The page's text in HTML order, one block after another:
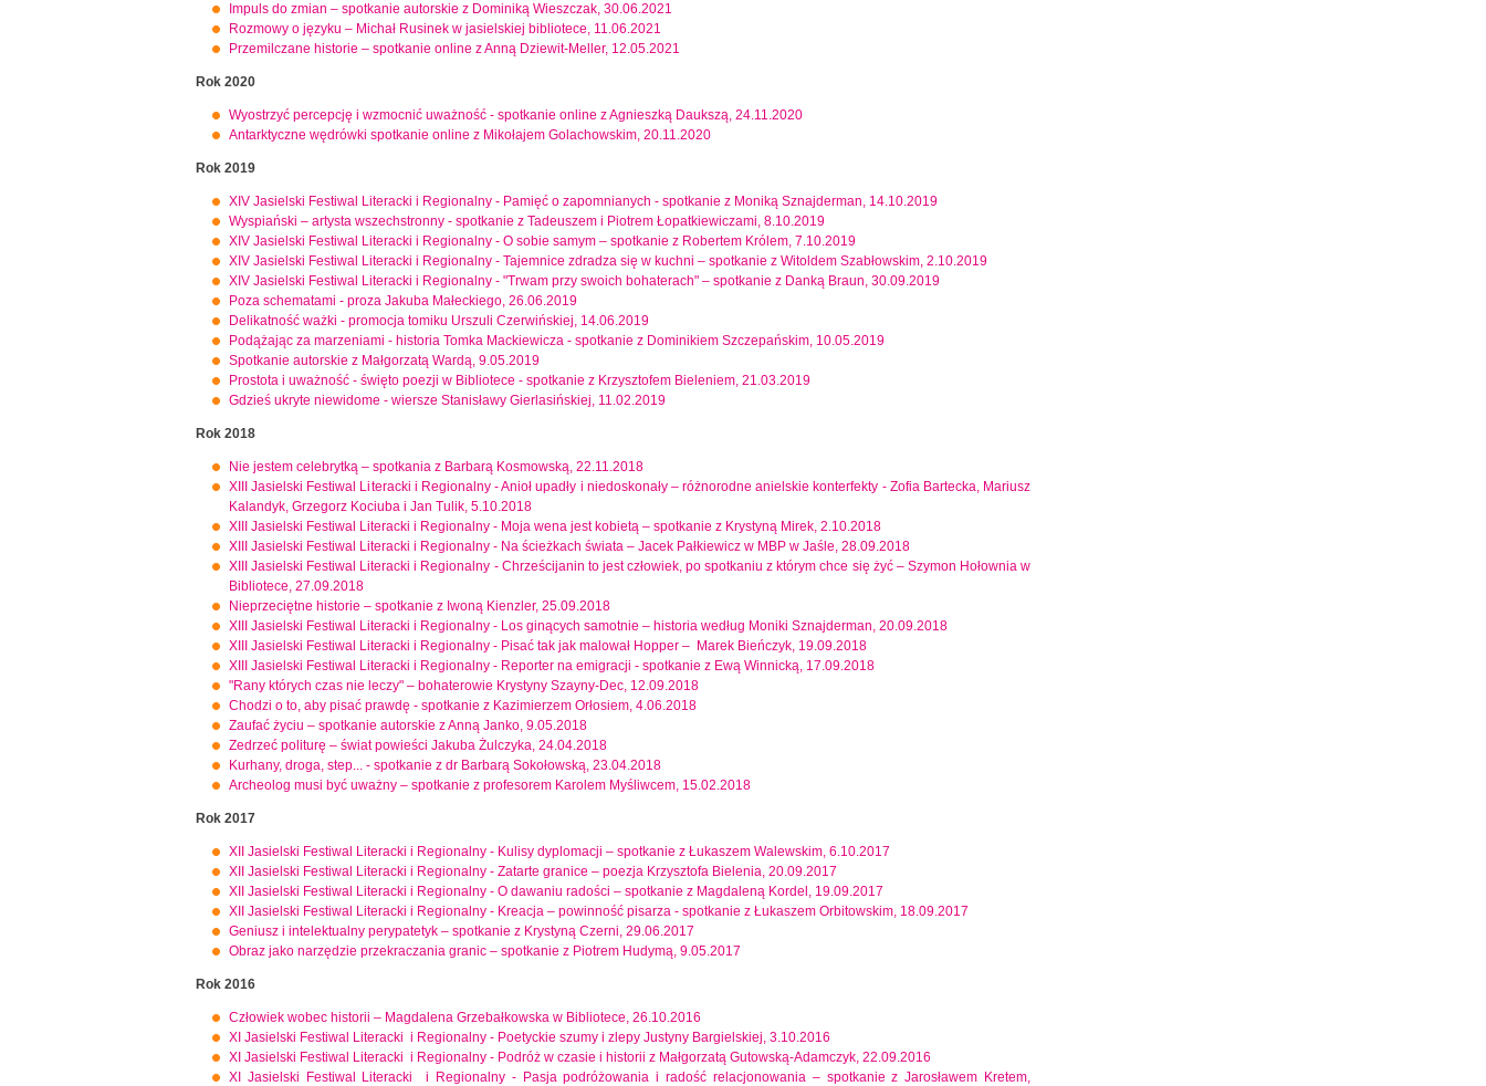
Impuls do zmian – spotkanie autorskie z Dominiką Wieszczak, 30.06.2021
Rozmowy o języku – Michał Rusinek w jasielskiej bibliotece, 11.06.2021
Przemilczane historie – spotkanie online z Anną Dziewit-Meller, 12.05.2021
Rok 2020
Wyostrzyć percepcję i wzmocnić uważność - spotkanie online z Agnieszką Daukszą, 24.11.2020
Antarktyczne wędrówki spotkanie online z Mikołajem Golachowskim, 20.11.2020
Rok 2019
XIV Jasielski Festiwal Literacki i Regionalny - Pamięć o zapomnianych - spotkanie z Moniką Sznajderman, 14.10.2019
Wyspiański – artysta wszechstronny - spotkanie z Tadeuszem i Piotrem Łopatkiewiczami, 8.10.2019
XIV Jasielski Festiwal Literacki i Regionalny - O sobie samym – spotkanie z Robertem Królem, 7.10.2019
XIV Jasielski Festiwal Literacki i Regionalny - Tajemnice zdradza się w kuchni – spotkanie z Witoldem Szabłowskim, 2.10.2019
XIV Jasielski Festiwal Literacki i Regionalny - "Trwam przy swoich bohaterach" – spotkanie z Danką Braun, 30.09.2019
Poza schematami - proza Jakuba Małeckiego, 26.06.2019
Delikatność ważki - promocja tomiku Urszuli Czerwińskiej, 14.06.2019
Podążając za marzeniami - historia Tomka Mackiewicza - spotkanie z Dominikiem Szczepańskim, 10.05.2019
Spotkanie autorskie z Małgorzatą Wardą, 9.05.2019
Prostota i uważność - święto poezji w Bibliotece - spotkanie z Krzysztofem Bieleniem, 21.03.2019
Gdzieś ukryte niewidome - wiersze Stanisławy Gierlasińskiej, 11.02.2019
Rok 2018
Nie jestem celebrytką – spotkania z Barbarą Kosmowską, 22.11.2018
XIII Jasielski Festiwal Literacki i Regionalny- Anioł upadły i niedoskonały – różnorodne anielskie konterfekty - Zofia Bartecka, Mariusz
Kalandyk, Grzegorz Kociuba i Jan Tulik, 5.10.2018
XIII Jasielski Festiwal Literacki i Regionalny - Moja wena jest kobietą – spotkanie z Krystyną Mirek, 2.10.2018
XIII Jasielski Festiwal Literacki i Regionalny - Na ścieżkach świata – Jacek Pałkiewicz w MBP w Jaśle, 28.09.2018
XIII Jasielski Festiwal Literacki i Regionalny - Chrześcijanin to jest człowiek, po spotkaniu z którym chce się żyć – Szymon Hołownia w
Bibliotece, 27.09.2018
Nieprzeciętne historie – spotkanie z Iwoną Kienzler, 25.09.2018
XIII Jasielski Festiwal Literacki i Regionalny - Los ginących samotnie – historia według Moniki Sznajderman, 20.09.2018
XIII Jasielski Festiwal Literacki i Regionalny - Pisać tak jak malował Hopper – Marek Bieńczyk, 19.09.2018
XIII Jasielski Festiwal Literacki i Regionalny - Reporter na emigracji - spotkanie z Ewą Winnicką, 17.09.2018
"Rany których czas nie leczy" – bohaterowie Krystyny Szayny-Dec, 12.09.2018
Chodzi o to, aby pisać prawdę - spotkanie z Kazimierzem Orłosiem, 4.06.2018
Zaufać życiu – spotkanie autorskie z Anną Janko, 9.05.2018
Zedrzeć politurę – świat powieści Jakuba Żulczyka, 24.04.2018
Kurhany, droga, step... - spotkanie z dr Barbarą Sokołowską, 23.04.2018
Archeolog musi być uważny – spotkanie z profesorem Karolem Myśliwcem, 15.02.2018
Rok 2017
XII Jasielski Festiwal Literacki i Regionalny - Kulisy dyplomacji – spotkanie z Łukaszem Walewskim, 6.10.2017
XII Jasielski Festiwal Literacki i Regionalny - Zatarte granice – poezja Krzysztofa Bielenia, 20.09.2017
XII Jasielski Festiwal Literacki i Regionalny - O dawaniu radości – spotkanie z Magdaleną Kordel, 19.09.2017
XII Jasielski Festiwal Literacki i Regionalny - Kreacja – powinność pisarza - spotkanie z Łukaszem Orbitowskim, 18.09.2017
Geniusz i intelektualny perypatetyk – spotkanie z Krystyną Czerni, 29.06.2017
Obraz jako narzędzie przekraczania granic – spotkanie z Piotrem Hudymą, 9.05.2017
Rok 2016
Człowiek wobec historii – Magdalena Grzebałkowska w Bibliotece, 26.10.2016
XI Jasielski Festiwal Literacki i Regionalny - Poetyckie szumy i zlepy Justyny Bargielskiej, 3.10.2016
XI Jasielski Festiwal Literacki i Regionalny - Podróż w czasie i historii z Małgorzatą Gutowską-Adamczyk, 22.09.2016
XI Jasielski Festiwal Literacki i Regionalny - Pasja podróżowania i radość relacjonowania – spotkanie z Jarosławem Kretem,